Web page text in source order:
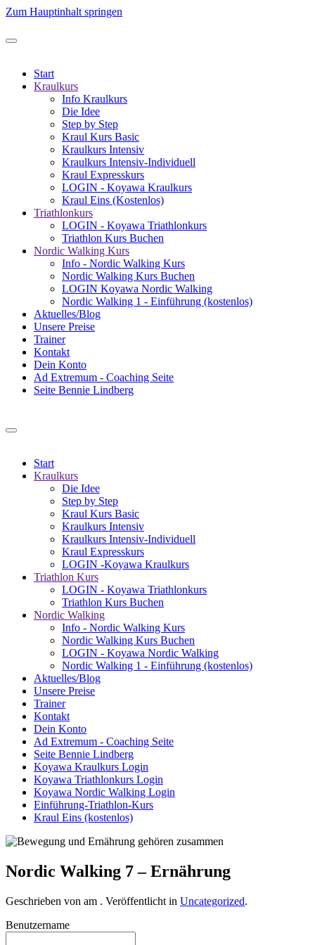
Zum Hauptinhalt springen
Start
Kraulkurs
Info Kraulkurs
Die Idee
Step by Step
Kraul Kurs Basic
Kraulkurs Intensiv
Kraulkurs Intensiv-Individuell
Kraul Expresskurs
LOGIN - Koyawa Kraulkurs
Kraul Eins (Kostenlos)
Triathlonkurs
LOGIN - Koyawa Triathlonkurs
Triathlon Kurs Buchen
Nordic Walking Kurs
Info - Nordic Walking Kurs
Nordic Walking Kurs Buchen
LOGIN Koyawa Nordic Walking
Nordic Walking 1 - Einführung (kostenlos)
Aktuelles/Blog
Unsere Preise
Trainer
Kontakt
Dein Konto
Ad Extremum - Coaching Seite
Seite Bennie Lindberg
Start
Kraulkurs
Die Idee
Step by Step
Kraul Kurs Basic
Kraulkurs Intensiv
Kraulkurs Intensiv-Individuell
Kraul Expresskurs
LOGIN -Koyawa Kraulkurs
Triathlon Kurs
LOGIN - Koyawa Triathlonkurs
Triathlon Kurs Buchen
Nordic Walking
Info - Nordic Walking Kurs
Nordic Walking Kurs Buchen
LOGIN - Koyawa Nordic Walking
Nordic Walking 1 - Einführung (kostenlos)
Aktuelles/Blog
Unsere Preise
Trainer
Kontakt
Dein Konto
Ad Extremum - Coaching Seite
Seite Bennie Lindberg
Koyawa Kraulkurs Login
Koyawa Triathlonkurs Login
Koyawa Nordic Walking Login
Einführung-Triathlon-Kurs
Kraul Eins (kostenlos)
Nordic Walking 7 – Ernährung
Geschrieben von am . Veröffentlicht in Uncategorized.
Benutzername